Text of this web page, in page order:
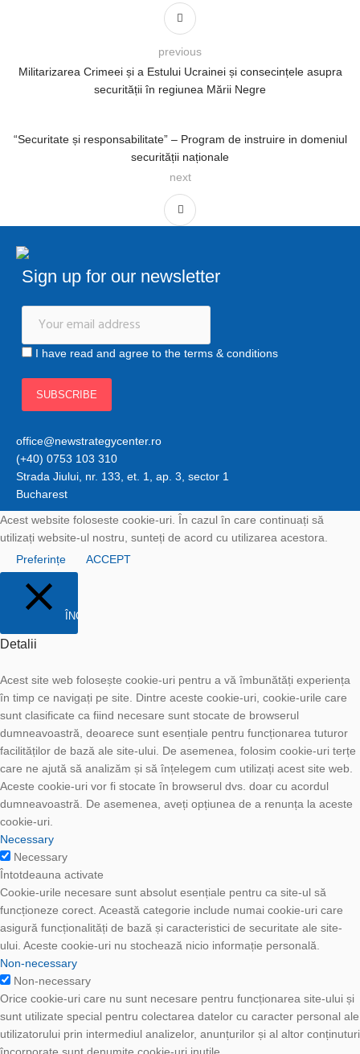
Militarizarea Crimeei și a Estului Ucrainei și consecințele asupra
securității în regiunea Mării Negre
previous
“Securitate și responsabilitate” – Program de instruire in domeniul
securității naționale
next
Sign up for our newsletter
I have read and agree to the terms & conditions
office@newstrategycenter.ro
(+40) 0753 103 310
Strada Jiului, nr. 133, et. 1, ap. 3, sector 1
Bucharest
Acest website foloseste cookie-uri. În cazul în care continuați să
utilizați website-ul nostru, sunteți de acord cu utilizarea acestora.
Preferințe
ACCEPT
ÎNCHIDE
Detalii
Acest site web folosește cookie-uri pentru a vă îmbunătăți experiența
în timp ce navigați pe site. Dintre aceste cookie-uri, cookie-urile care
sunt clasificate ca fiind necesare sunt stocate de browserul
dumneavoastră, deoarece sunt esențiale pentru funcționarea tuturor
facilităților de bază ale site-ului. De asemenea, folosim cookie-uri terțe
care ne ajută să analizăm și să înțelegem cum utilizați acest site web.
Aceste cookie-uri vor fi stocate în browserul dvs. doar cu acordul
dumneavoastră. De asemenea, aveți opțiunea de a renunța la aceste
cookie-uri.
Necessary
Necessary
Întotdeauna activate
Cookie-urile necesare sunt absolut esențiale pentru ca site-ul să
funcționeze corect. Această categorie include numai cookie-uri care
asigură funcționalități de bază și caracteristici de securitate ale site-
ului. Aceste cookie-uri nu stochează nicio informație personală.
Non-necessary
Non-necessary
Orice cookie-uri care nu sunt necesare pentru funcționarea site-ului și
sunt utilizate special pentru colectarea datelor cu caracter personal ale
utilizatorului prin intermediul analizelor, anunțurilor și al altor conținuturi
încorporate sunt denumite cookie-uri inutile.